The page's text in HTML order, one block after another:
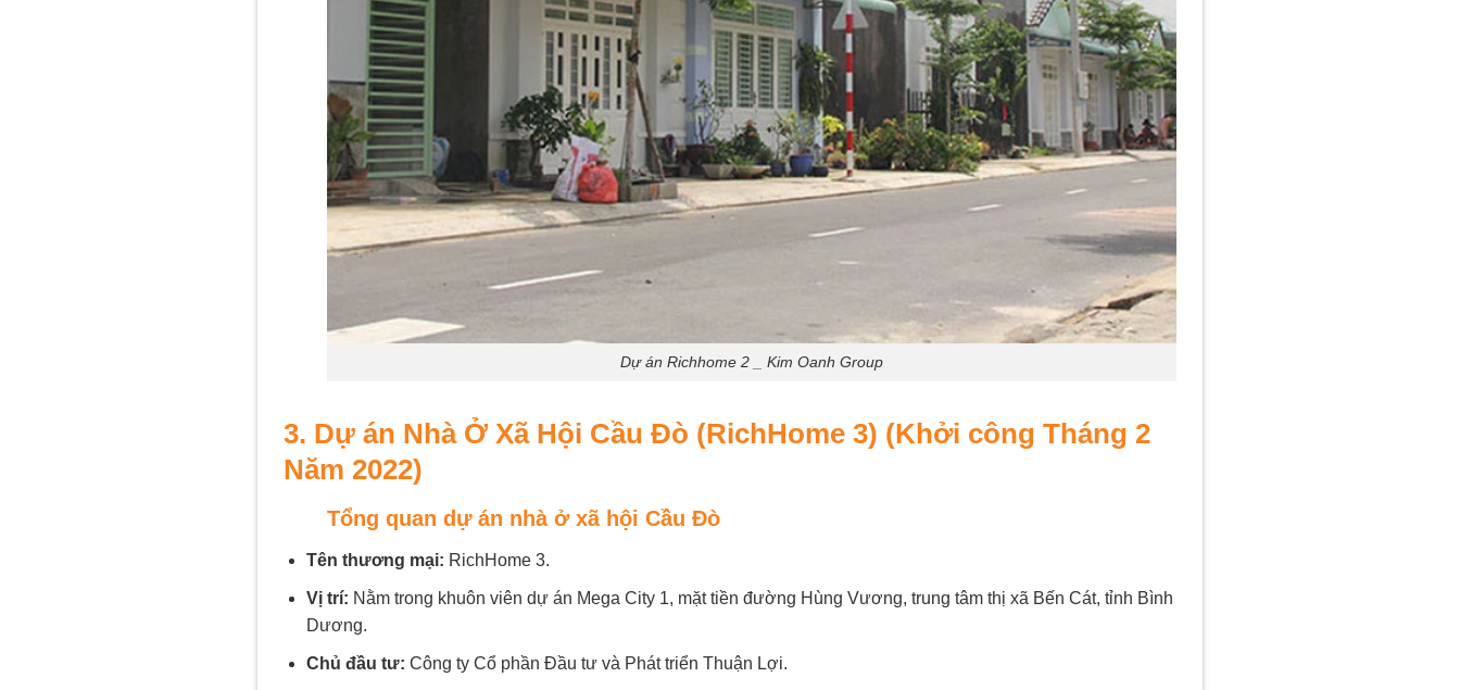
Dự án Richhome 2 _ Kim Oanh Group
3. Dự án Nhà Ở Xã Hội Cầu Đò (RichHome 3) (Khởi công Tháng 2
Năm 2022)
Tổng quan dự án nhà ở xã hội Cầu Đò
Tên thương mại: RichHome 3.
Vị trí: Nằm trong khuôn viên dự án Mega City 1, mặt tiền đường Hùng Vương, trung tâm thị xã Bến Cát, tỉnh Bình
Dương.
Chủ đầu tư: Công ty Cổ phần Đầu tư và Phát triển Thuận Lợi.